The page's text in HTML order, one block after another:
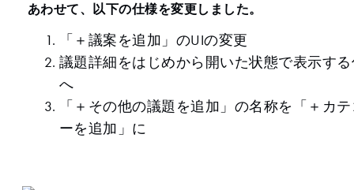
あわせて、以下の仕様を変更しました。
「＋議案を追加」のUIの変更
議題詳細をはじめから開いた状態で表示す
へ
「＋その他の議題を追加」の名称を「＋カ
ーを追加」に